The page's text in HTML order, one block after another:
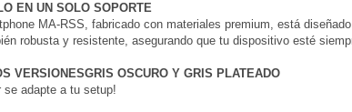
EN UN SOLO SOPORTE
MA-RSS, fabricado con materiales premium, está
robusta y resistente, asegurando que tu dispositivo esté
VERSIONESGRIS OSCURO Y GRIS PLATEADO
se adapte a tu setup!